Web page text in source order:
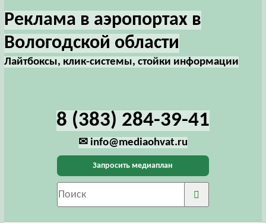
Реклама в аэропортах в
Вологодской области
Лайтбоксы, клик-системы, стойки информации
8 (383) 284-39-41
✉ info@mediaohvat.ru
Запросить медиаплан